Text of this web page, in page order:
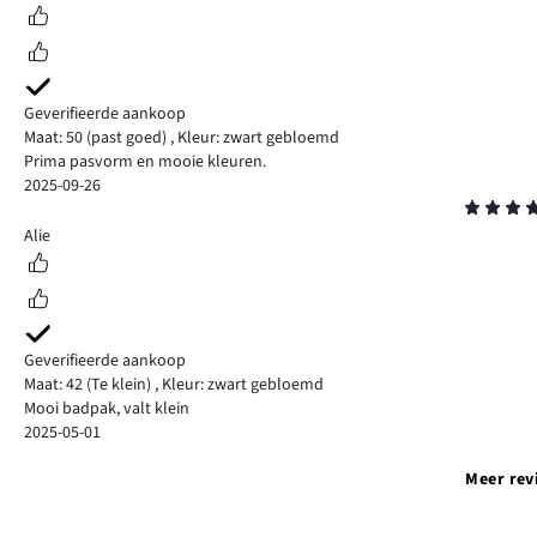
Geverifieerde aankoop
Maat: 50 (past goed) , Kleur: zwart gebloemd
Prima pasvorm en mooie kleuren.
2025-09-26
4
Alie
Geverifieerde aankoop
Maat: 42 (Te klein) , Kleur: zwart gebloemd
Mooi badpak, valt klein
2025-05-01
Meer